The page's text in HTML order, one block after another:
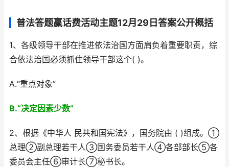
普法答题赢话费活动主题12月29日答案公开概括
1、各级领导干部在推进依法治国方面肩负着重要职责，综
合依法治国必须抓住领导干部这个( )。
A.“重点对象”
B.“决定因素少数”
2、根据《中华人 民共和国宪法》，国务院由 ( )组成。①
总理②副总理若干人③国务委员若干人④各部部长⑤各
委员会主任⑥审计长⑦秘书长。